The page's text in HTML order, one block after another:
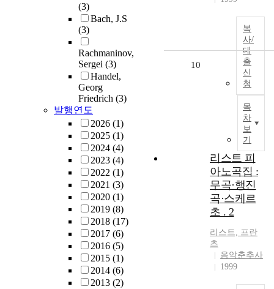
(3)
Bach, J.S
(3)
Rachmaninov,
Sergei (3)
Handel,
Georg
Friedrich (3)
발행연도
2026 (1)
2025 (1)
2024 (4)
2023 (4)
2022 (1)
2021 (3)
2020 (1)
2019 (8)
2018 (17)
2017 (6)
2016 (5)
2015 (1)
2014 (6)
2013 (2)
복
사/
대
출
신
청
목
차
보
기
10
리스트 피
아노곡집 :
무곡·행진
곡·스케르
초 . 2
리스트, 프란
츠
음악춘추사
1999